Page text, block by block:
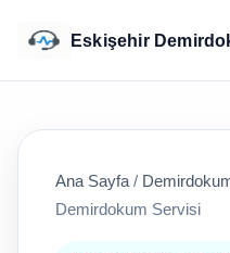
Eskişehir
Ana Sayfa /
Demirdokum Servisi